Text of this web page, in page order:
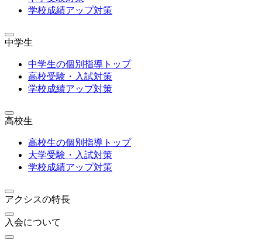
学校成績アップ対策
中学生
中学生の個別指導トップ
高校受験・入試対策
学校成績アップ対策
高校生
高校生の個別指導トップ
大学受験・入試対策
学校成績アップ対策
アクシスの特長
入会について